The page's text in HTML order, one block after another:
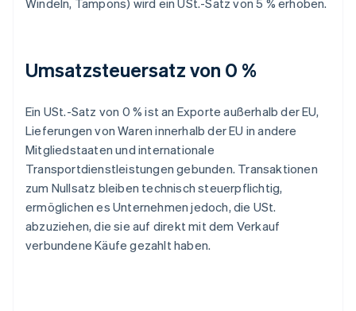
Windeln, Tampons) wird ein USt.-Satz von 5 % erhoben.
Umsatzsteuersatz von 0 %
Ein USt.-Satz von 0 % ist an Exporte außerhalb der EU,
Lieferungen von Waren innerhalb der EU in andere
Mitgliedstaaten und internationale
Transportdienstleistungen gebunden. Transaktionen
zum Nullsatz bleiben technisch steuerpflichtig,
ermöglichen es Unternehmen jedoch, die USt.
abzuziehen, die sie auf direkt mit dem Verkauf
verbundene Käufe gezahlt haben.